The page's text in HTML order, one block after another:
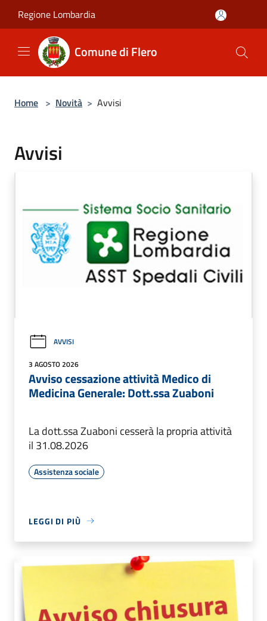
Regione Lombardia
Comune di Flero
Home > Novità > Avvisi
Avvisi
AVVISI
3 AGOSTO 2026
Avviso cessazione attività Medico di
Medicina Generale: Dott.ssa Zuaboni
La dott.ssa Zuaboni cesserà la propria attività
il 31.08.2026
Assistenza sociale
LEGGI DI PIÙ